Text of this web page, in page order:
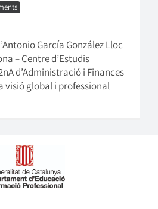
García González Lloc
– Centre d’Estudis
d’Administració i Finances
visió global i professional